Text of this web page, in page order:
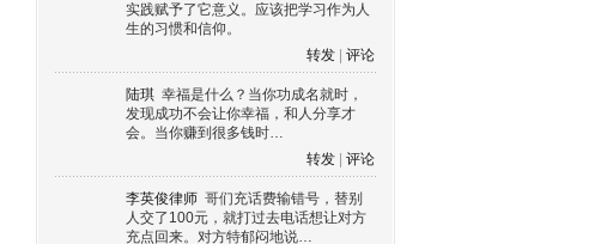
实践赋予了它意义。应该把学习作为人
生的习惯和信仰。
转发
评论
陆琪 幸福是什么？当你功成名就时，
发现成功不会让你幸福，和人分享才
会。当你赚到很多钱时…
转发
评论
李英俊律师 哥们充话费输错号，替别
人交了100元，就打过去电话想让对方
充点回来。对方特郁闷地说…